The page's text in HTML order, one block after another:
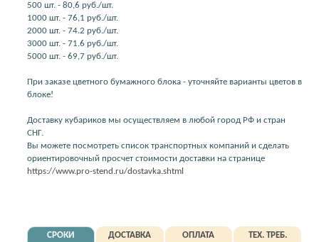
500 шт. - 80,6 руб./шт.
1000 шт. - 76,1 руб./шт.
2000 шт. - 74.2 руб./шт.
3000 шт. - 71.6 руб./шт.
5000 шт. - 69,7 руб./шт.
При заказе цветного бумажного блока - уточняйте варианты цветов в
блоке!
Доставку кубариков мы осуществляем в любой город РФ и стран
СНГ.
Вы можете посмотреть список транспортных компаний и сделать
ориентировочный просчет стоимости доставки на странице
https://www.pro-stend.ru/dostavka.shtml
СРОКИ ДОСТАВКА ОПЛАТА ТЕХ. ТРЕБ.